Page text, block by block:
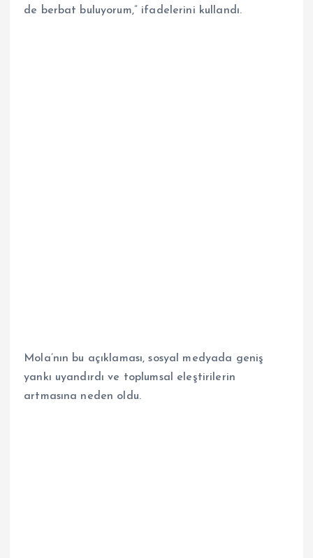
de berbat buluyorum,” ifadelerini kullandı.
Mola’nın bu açıklaması, sosyal medyada geniş
yankı uyandırdı ve toplumsal eleştirilerin
artmasına neden oldu.